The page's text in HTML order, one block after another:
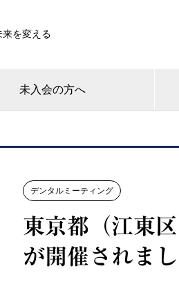
を変える
未入会の方へ
デンタルミーティング
東京都（江東
が開催されま